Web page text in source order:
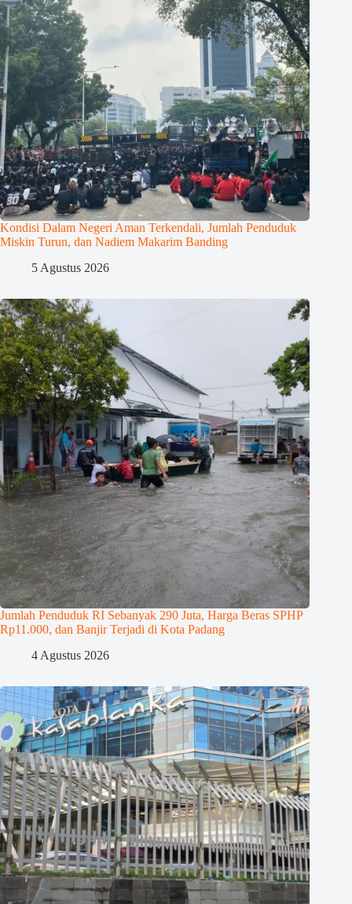
Kondisi Dalam Negeri Aman Terkendali, Jumlah Penduduk
Miskin Turun, dan Nadiem Makarim Banding
5 Agustus 2026
Jumlah Penduduk RI Sebanyak 290 Juta, Harga Beras SPHP
Rp11.000, dan Banjir Terjadi di Kota Padang
4 Agustus 2026